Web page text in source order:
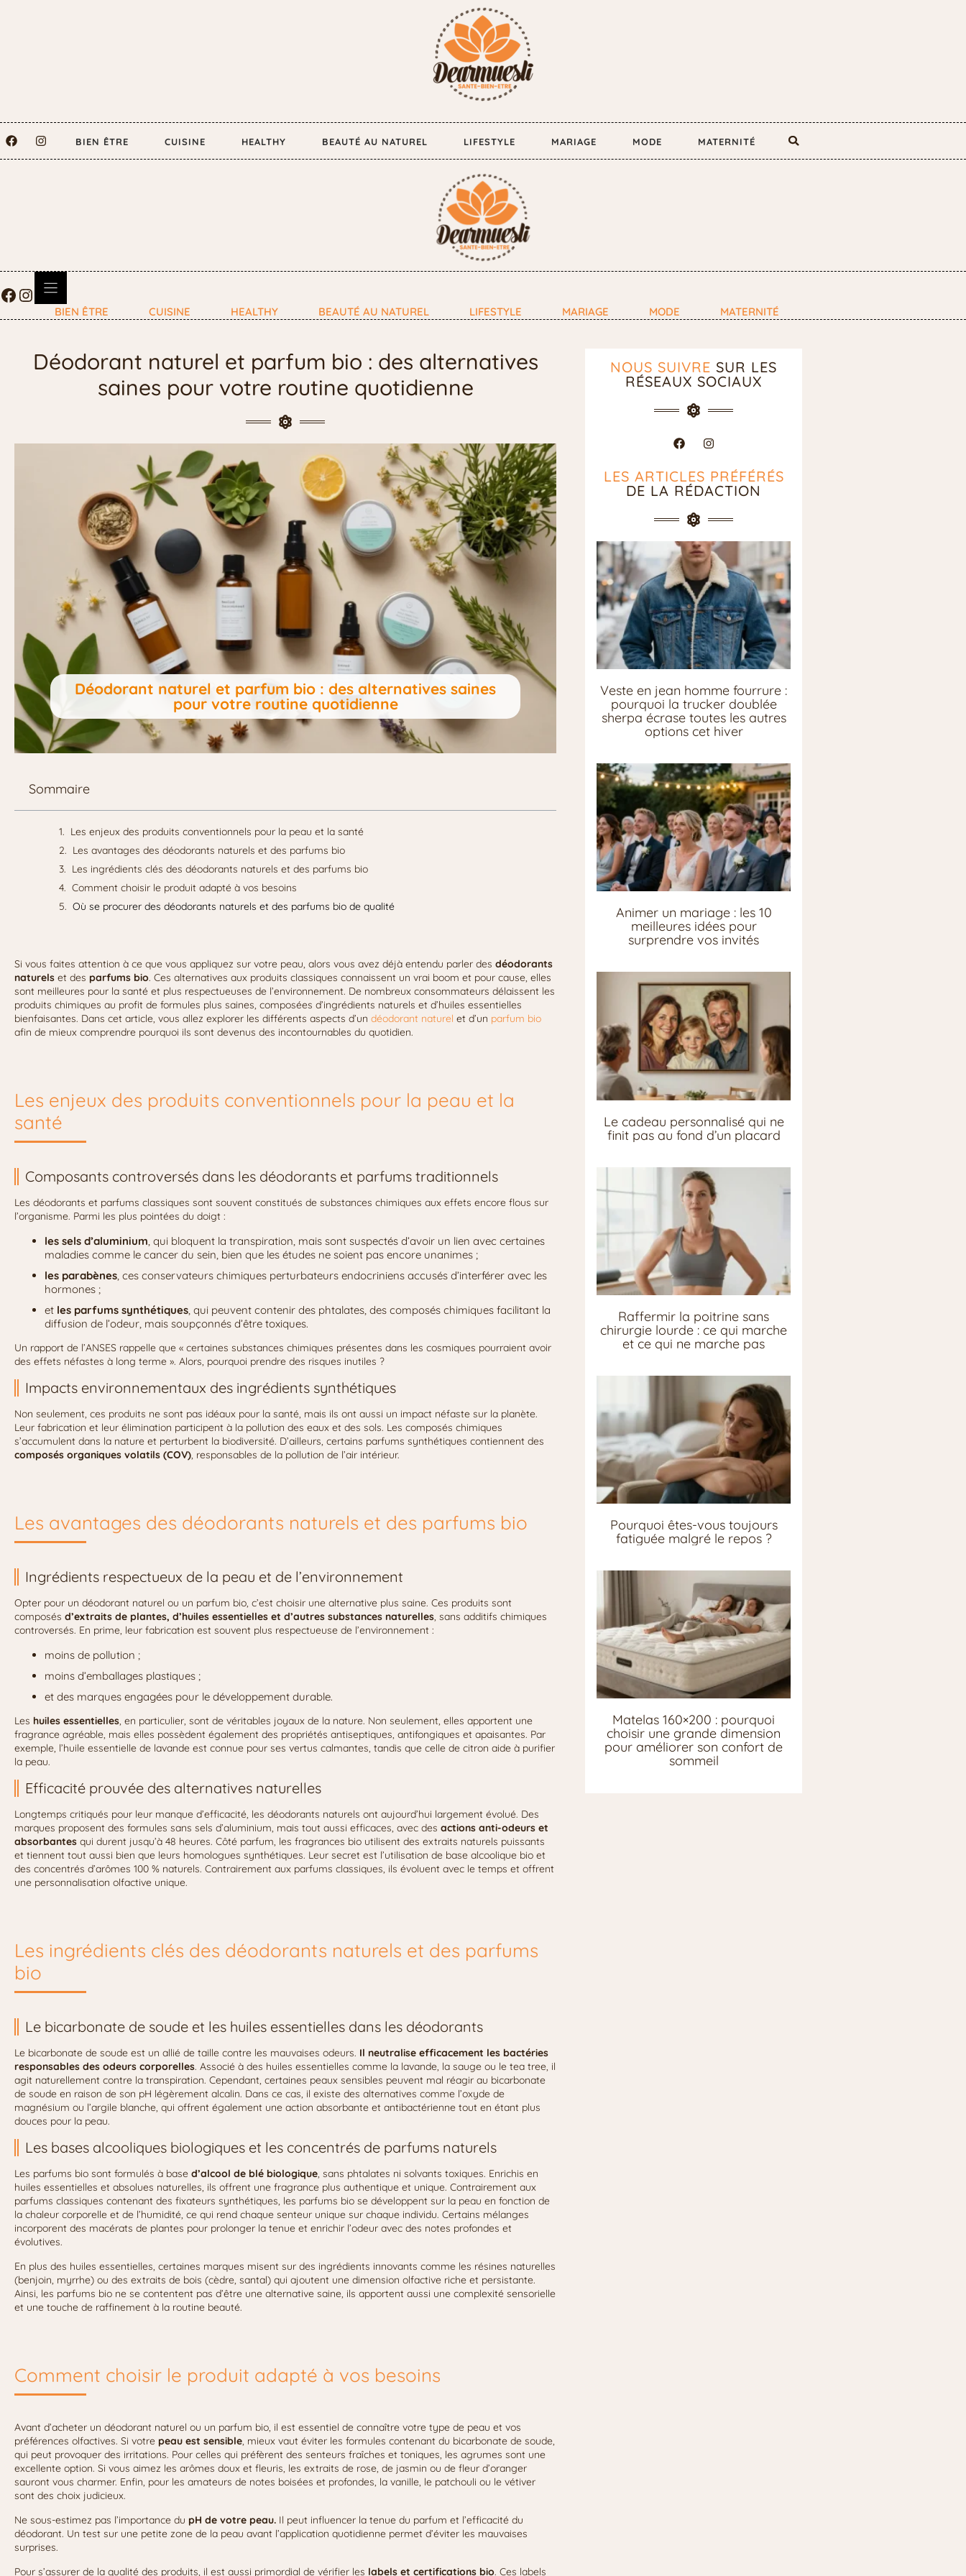
BIEN ÊTRE CUISINE HEALTHY BEAUTÉ AU NATUREL LIFESTYLE MARIAGE MODE MATERNITÉ
BIEN ÊTRE CUISINE HEALTHY BEAUTÉ AU NATUREL LIFESTYLE MARIAGE MODE MATERNITÉ
Déodorant naturel et parfum bio : des alternatives
saines pour votre routine quotidienne
Déodorant naturel et parfum bio : des alternatives saines
pour votre routine quotidienne
Sommaire
Les enjeux des produits conventionnels pour la peau et la santé
Les avantages des déodorants naturels et des parfums bio
Les ingrédients clés des déodorants naturels et des parfums bio
Comment choisir le produit adapté à vos besoins
Où se procurer des déodorants naturels et des parfums bio de qualité
Si vous faites attention à ce que vous appliquez sur votre peau, alors vous avez déjà entendu parler des déodorants
naturels et des parfums bio. Ces alternatives aux produits classiques connaissent un vrai boom et pour cause, elles
sont meilleures pour la santé et plus respectueuses de l’environnement. De nombreux consommateurs délaissent les
produits chimiques au profit de formules plus saines, composées d’ingrédients naturels et d’huiles essentielles
bienfaisantes. Dans cet article, vous allez explorer les différents aspects d’un déodorant naturel et d’un parfum bio
afin de mieux comprendre pourquoi ils sont devenus des incontournables du quotidien.
Les enjeux des produits conventionnels pour la peau et la
santé
Composants controversés dans les déodorants et parfums traditionnels
Les déodorants et parfums classiques sont souvent constitués de substances chimiques aux effets encore flous sur
l’organisme. Parmi les plus pointées du doigt :
les sels d’aluminium, qui bloquent la transpiration, mais sont suspectés d’avoir un lien avec certaines
maladies comme le cancer du sein, bien que les études ne soient pas encore unanimes ;
les parabènes, ces conservateurs chimiques perturbateurs endocriniens accusés d’interférer avec les
hormones ;
et les parfums synthétiques, qui peuvent contenir des phtalates, des composés chimiques facilitant la
diffusion de l’odeur, mais soupçonnés d’être toxiques.
Un rapport de l’ANSES rappelle que « certaines substances chimiques présentes dans les cosmiques pourraient avoir
des effets néfastes à long terme ». Alors, pourquoi prendre des risques inutiles ?
Impacts environnementaux des ingrédients synthétiques
Non seulement, ces produits ne sont pas idéaux pour la santé, mais ils ont aussi un impact néfaste sur la planète.
Leur fabrication et leur élimination participent à la pollution des eaux et des sols. Les composés chimiques
s’accumulent dans la nature et perturbent la biodiversité. D’ailleurs, certains parfums synthétiques contiennent des
composés organiques volatils (COV), responsables de la pollution de l’air intérieur.
Les avantages des déodorants naturels et des parfums bio
Ingrédients respectueux de la peau et de l’environnement
Opter pour un déodorant naturel ou un parfum bio, c’est choisir une alternative plus saine. Ces produits sont
composés d’extraits de plantes, d’huiles essentielles et d’autres substances naturelles, sans additifs chimiques
controversés. En prime, leur fabrication est souvent plus respectueuse de l’environnement :
moins de pollution ;
moins d’emballages plastiques ;
et des marques engagées pour le développement durable.
Les huiles essentielles, en particulier, sont de véritables joyaux de la nature. Non seulement, elles apportent une
fragrance agréable, mais elles possèdent également des propriétés antiseptiques, antifongiques et apaisantes. Par
exemple, l’huile essentielle de lavande est connue pour ses vertus calmantes, tandis que celle de citron aide à purifier
la peau.
Efficacité prouvée des alternatives naturelles
Longtemps critiqués pour leur manque d’efficacité, les déodorants naturels ont aujourd’hui largement évolué. Des
marques proposent des formules sans sels d’aluminium, mais tout aussi efficaces, avec des actions anti-odeurs et
absorbantes qui durent jusqu’à 48 heures. Côté parfum, les fragrances bio utilisent des extraits naturels puissants
et tiennent tout aussi bien que leurs homologues synthétiques. Leur secret est l’utilisation de base alcoolique bio et
des concentrés d’arômes 100 % naturels. Contrairement aux parfums classiques, ils évoluent avec le temps et offrent
une personnalisation olfactive unique.
Les ingrédients clés des déodorants naturels et des parfums
bio
Le bicarbonate de soude et les huiles essentielles dans les déodorants
Le bicarbonate de soude est un allié de taille contre les mauvaises odeurs. Il neutralise efficacement les bactéries
responsables des odeurs corporelles. Associé à des huiles essentielles comme la lavande, la sauge ou le tea tree, il
agit naturellement contre la transpiration. Cependant, certaines peaux sensibles peuvent mal réagir au bicarbonate
de soude en raison de son pH légèrement alcalin. Dans ce cas, il existe des alternatives comme l’oxyde de
magnésium ou l’argile blanche, qui offrent également une action absorbante et antibactérienne tout en étant plus
douces pour la peau.
Les bases alcooliques biologiques et les concentrés de parfums naturels
Les parfums bio sont formulés à base d’alcool de blé biologique, sans phtalates ni solvants toxiques. Enrichis en
huiles essentielles et absolues naturelles, ils offrent une fragrance plus authentique et unique. Contrairement aux
parfums classiques contenant des fixateurs synthétiques, les parfums bio se développent sur la peau en fonction de
la chaleur corporelle et de l’humidité, ce qui rend chaque senteur unique sur chaque individu. Certains mélanges
incorporent des macérats de plantes pour prolonger la tenue et enrichir l’odeur avec des notes profondes et
évolutives.
En plus des huiles essentielles, certaines marques misent sur des ingrédients innovants comme les résines naturelles
(benjoin, myrrhe) ou des extraits de bois (cèdre, santal) qui ajoutent une dimension olfactive riche et persistante.
Ainsi, les parfums bio ne se contentent pas d’être une alternative saine, ils apportent aussi une complexité sensorielle
et une touche de raffinement à la routine beauté.
Comment choisir le produit adapté à vos besoins
Avant d’acheter un déodorant naturel ou un parfum bio, il est essentiel de connaître votre type de peau et vos
préférences olfactives. Si votre peau est sensible, mieux vaut éviter les formules contenant du bicarbonate de soude,
qui peut provoquer des irritations. Pour celles qui préfèrent des senteurs fraîches et toniques, les agrumes sont une
excellente option. Si vous aimez les arômes doux et fleuris, les extraits de rose, de jasmin ou de fleur d’oranger
sauront vous charmer. Enfin, pour les amateurs de notes boisées et profondes, la vanille, le patchouli ou le vétiver
sont des choix judicieux.
Ne sous-estimez pas l’importance du pH de votre peau. Il peut influencer la tenue du parfum et l’efficacité du
déodorant. Un test sur une petite zone de la peau avant l’application quotidienne permet d’éviter les mauvaises
surprises.
Pour s’assurer de la qualité des produits, il est aussi primordial de vérifier les labels et certifications bio. Ces labels
NOUS SUIVRE SUR LES
RÉSEAUX SOCIAUX
LES ARTICLES PRÉFÉRÉS
DE LA RÉDACTION
Veste en jean homme fourrure :
pourquoi la trucker doublée
sherpa écrase toutes les autres
options cet hiver
Animer un mariage : les 10
meilleures idées pour
surprendre vos invités
Le cadeau personnalisé qui ne
finit pas au fond d’un placard
Raffermir la poitrine sans
chirurgie lourde : ce qui marche
et ce qui ne marche pas
Pourquoi êtes-vous toujours
fatiguée malgré le repos ?
Matelas 160×200 : pourquoi
choisir une grande dimension
pour améliorer son confort de
sommeil